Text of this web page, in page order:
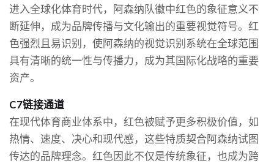
进入全球化体育时代，阿森纳队徽中红色的象征意义不
断延伸，成为品牌传播与文化输出的重要视觉符号。红
色强烈且易识别，使阿森纳的视觉识别系统在全球范围
具有清晰的统一性与传播力，成为其国际化战略的重要
资产。
C7链接通道
在现代体育商业体系中，红色被赋予更多积极价值，如
热情、速度、决心和现代感，这些特质契合阿森纳试图
传达的品牌理念。红色因此不仅是传统象征，也成为跨